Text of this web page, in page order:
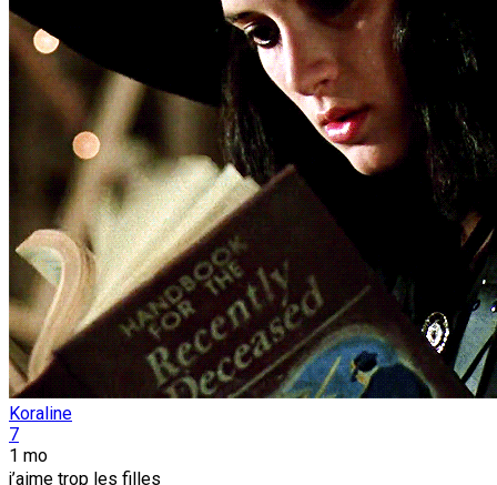
Koraline
7
1 mo
j’aime trop les filles